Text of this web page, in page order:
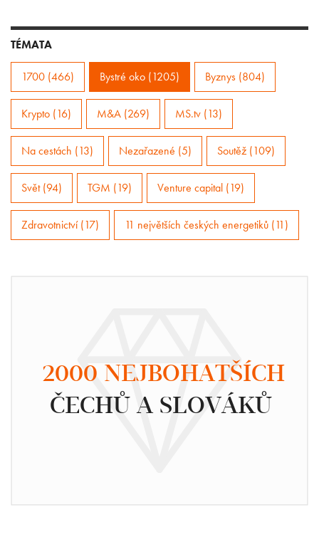
TÉMATA
1700 (466) Bystré oko (1205) Byznys (804)
Krypto (16) M&A (269) MS.tv (13)
Na cestách (13) Nezařazené (5) Soutěž (109)
Svět (94) TGM (19) Venture capital (19)
Zdravotnictví (17) 11 největších českých energetiků (11)
2000 NEJBOHATŠÍCH
ČECHŮ A SLOVÁKŮ